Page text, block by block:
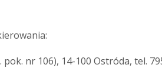
nr 106), 14-100 Ostróda, tel.